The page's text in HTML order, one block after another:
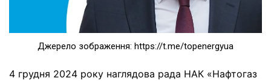
Джерело зображення: https://t.me/topenergyua
4 грудня 2024 року наглядова рада НАК «Нафтогаз